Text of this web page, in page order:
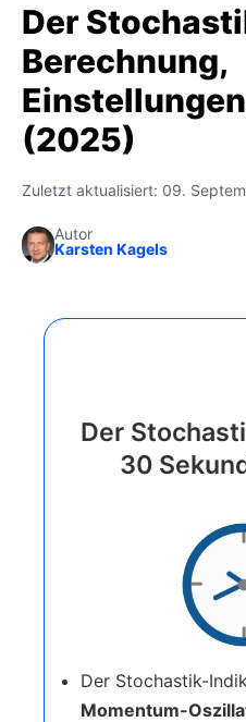
Der
Berechnung,
(2025)
Zuletzt aktualisiert: 09.
Autor
Karsten Kagels
Der
30
Der Stochastik-
Momentum-